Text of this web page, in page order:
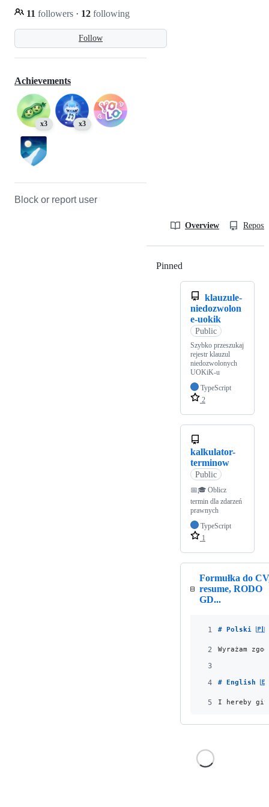
Follow
11 followers · 12 following
Achievements
x3 x3
Block or report user
Overview
Pinned
klauzule-
niedozwolon
e-uokik
Public
Szybko przeszukaj
rejestr klauzul
niedozwolonych
UOKiK-u
TypeScript
2
kalkulator-
terminow
Public
📅🎓 Oblicz
termin dla zdarzeń
prawnych
TypeScript
1
Formułka do
resume, RODO
GD...
1 # Polski 🇵🇱
2 Wyrażam
3
4
# English
5 I hereby